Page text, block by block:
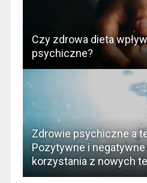
Czy zdrowa dieta
psychiczne?
Zdrowie psychiczne a
Pozytywne i
korzystania z nowych